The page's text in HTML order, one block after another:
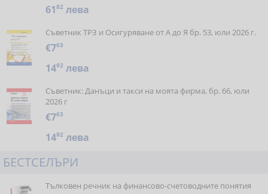
6182 лева
Съветник ТРЗ и Осигуряване от А до Я бр. 53, юли 2026 г.
€763
1492 лева
Съветник: Данъци и такси на моята фирма, бр. 66, юли
2026 г
€763
1492 лева
БЕСТСЕЛЪРИ
Тълковен речник на финансово-счетоводните понятия